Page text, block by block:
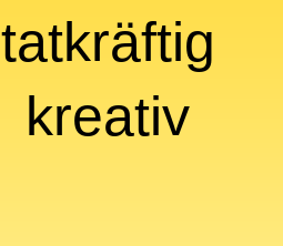
tatkräftig
kreativ